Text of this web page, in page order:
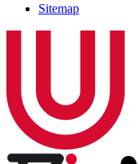
Sitemap